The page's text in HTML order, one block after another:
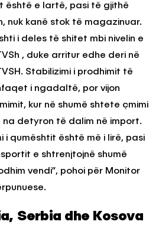
është e lartë, pasi të gjithë
nuk kanë stok të magazinuar.
i deles të shitet mbi nivelin e
, duke arritur edhe deri në
Stabilizimi i prodhimit të
i ngadaltë, por vijon
kur në shumë shtete çmimi
na detyron të dalim në import.
i qumështit është më i lirë, pasi
e shtrenjtojnë shumë
vendi”, pohoi për Monitor
Serbia dhe Kosova